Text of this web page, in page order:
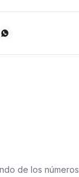

de los números